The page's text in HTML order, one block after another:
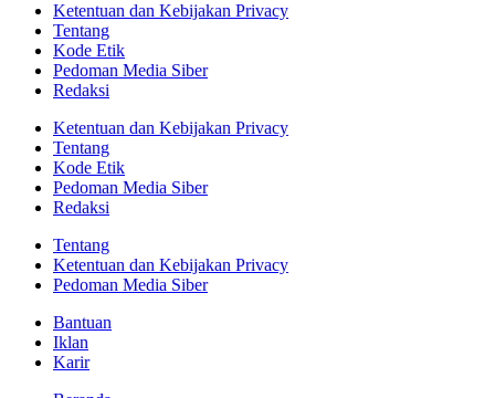
Ketentuan dan Kebijakan Privacy
Tentang
Kode Etik
Pedoman Media Siber
Redaksi
Ketentuan dan Kebijakan Privacy
Tentang
Kode Etik
Pedoman Media Siber
Redaksi
Tentang
Ketentuan dan Kebijakan Privacy
Pedoman Media Siber
Bantuan
Iklan
Karir